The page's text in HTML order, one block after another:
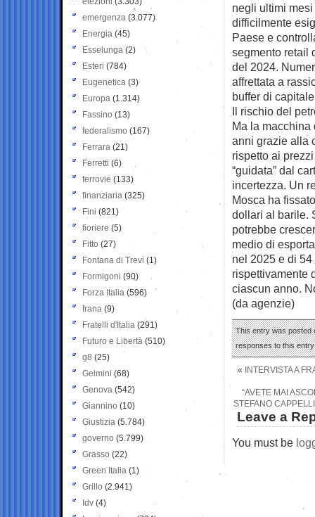
negli ultimi
difficilmente
Paese e
segmento retail
del 2024.
affrettata a
buffer di
Il rischio del
Ma la macchina
anni grazie alla
rispetto ai
“guidata” dal
incertezza. Un
Mosca ha
dollari al barile.
potrebbe
medio di
nel 2025 e di
rispettivamente
ciascun anno.
(da agenzie)
This entry was posted
responses to this
« INTERVISTA A
“AVETE MAI
STEFANO
Leave a
You must be
emergenza (3.077)
Energia (45)
Esselunga (2)
Esteri (784)
Eugenetica (3)
Europa (1.314)
Fassino (13)
federalismo (167)
Ferrara (21)
Ferretti (6)
ferrovie (133)
finanziaria (325)
Fini (821)
fioriere (5)
Fitto (27)
Fontana di Trevi (1)
Formigoni (90)
Forza Italia (596)
frana (9)
Fratelli d'Italia (291)
Futuro e Libertà (510)
g8 (25)
Gelmini (68)
Genova (542)
Giannino (10)
Giustizia (5.784)
governo (5.799)
Grasso (22)
Green Italia (1)
Grillo (2.941)
Idv (4)